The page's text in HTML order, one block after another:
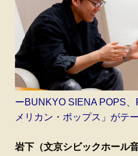
ーBUNKYO SIENA POPS
メリカン・ポップス」がテ
岩下（文京シビックホール